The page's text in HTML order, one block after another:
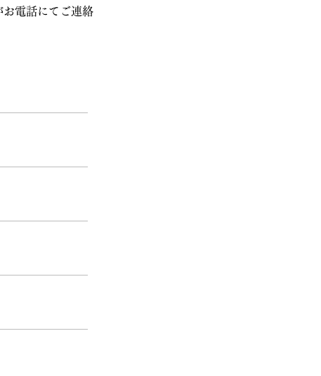
お電話にてご連絡